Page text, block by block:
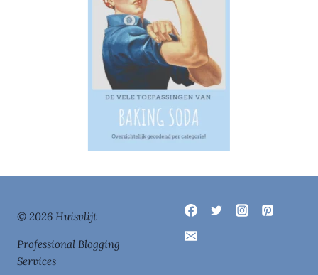
© 2026 Huisvlijt
Professional Blogging
Services